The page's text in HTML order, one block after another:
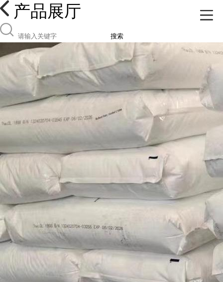
产品展厅
搜索